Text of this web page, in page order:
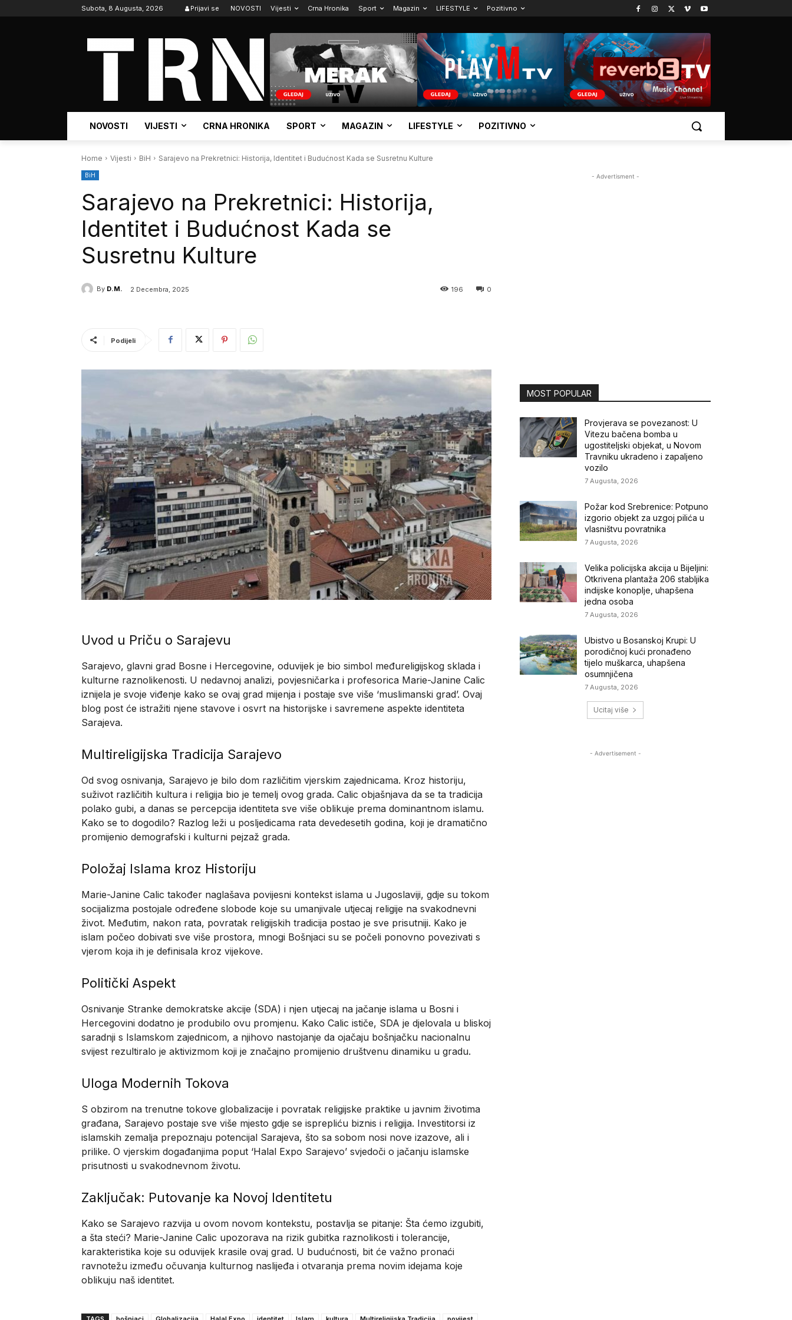
Subota, 8 Augusta, 2026 Prijavi se NOVOSTI Vijesti Crna Hronika Sport Magazin LIFESTYLE Pozitivno
NOVOSTI VIJESTI CRNA HRONIKA SPORT MAGAZIN LIFESTYLE POZITIVNO
Home Vijesti BiH Sarajevo na Prekretnici: Historija, Identitet i Budućnost Kada se Susretnu Kulture
BiH
Sarajevo na Prekretnici: Historija,
Identitet i Budućnost Kada se
Susretnu Kulture
By D.M. 2 Decembra, 2025 0
196
Podijeli
Uvod u Priču o Sarajevu
Sarajevo, glavni grad Bosne i Hercegovine, oduvijek je bio simbol međureligijskog sklada i
kulturne raznolikenosti. U nedavnoj analizi, povjesničarka i profesorica Marie-Janine Calic
iznijela je svoje viđenje kako se ovaj grad mijenja i postaje sve više ‘muslimanski grad’. Ovaj
blog post će istražiti njene stavove i osvrt na historijske i savremene aspekte identiteta
Sarajeva.
Multireligijska Tradicija Sarajevo
Od svog osnivanja, Sarajevo je bilo dom različitim vjerskim zajednicama. Kroz historiju,
suživot različitih kultura i religija bio je temelj ovog grada. Calic objašnjava da se ta tradicija
polako gubi, a danas se percepcija identiteta sve više oblikuje prema dominantnom islamu.
Kako se to dogodilo? Razlog leži u posljedicama rata devedesetih godina, koji je dramatično
promijenio demografski i kulturni pejzaž grada.
Položaj Islama kroz Historiju
Marie-Janine Calic također naglašava povijesni kontekst islama u Jugoslaviji, gdje su tokom
socijalizma postojale određene slobode koje su umanjivale utjecaj religije na svakodnevni
život. Međutim, nakon rata, povratak religijskih tradicija postao je sve prisutniji. Kako je
islam počeo dobivati sve više prostora, mnogi Bošnjaci su se počeli ponovno povezivati s
vjerom koja ih je definisala kroz vijekove.
Politički Aspekt
Osnivanje Stranke demokratske akcije (SDA) i njen utjecaj na jačanje islama u Bosni i
Hercegovini dodatno je produbilo ovu promjenu. Kako Calic ističe, SDA je djelovala u bliskoj
saradnji s Islamskom zajednicom, a njihovo nastojanje da ojačaju bošnjačku nacionalnu
svijest rezultiralo je aktivizmom koji je značajno promijenio društvenu dinamiku u gradu.
Uloga Modernih Tokova
S obzirom na trenutne tokove globalizacije i povratak religijske praktike u javnim životima
građana, Sarajevo postaje sve više mjesto gdje se isprepliću biznis i religija. Investitorsi iz
islamskih zemalja prepoznaju potencijal Sarajeva, što sa sobom nosi nove izazove, ali i
prilike. O vjerskim događanjima poput ‘Halal Expo Sarajevo’ svjedoči o jačanju islamske
prisutnosti u svakodnevnom životu.
Zaključak: Putovanje ka Novoj Identitetu
Kako se Sarajevo razvija u ovom novom kontekstu, postavlja se pitanje: Šta ćemo izgubiti,
a šta steći? Marie-Janine Calic upozorava na rizik gubitka raznolikosti i tolerancije,
karakteristika koje su oduvijek krasile ovaj grad. U budućnosti, bit će važno pronaći
ravnotežu između očuvanja kulturnog naslijeđa i otvaranja prema novim idejama koje
oblikuju naš identitet.
- Advertisment -
MOST POPULAR
Provjerava se povezanost: U
Vitezu bačena bomba u
ugostiteljski objekat, u Novom
Travniku ukradeno i zapaljeno
vozilo
7 Augusta, 2026
Požar kod Srebrenice: Potpuno
izgorio objekt za uzgoj pilića u
vlasništvu povratnika
7 Augusta, 2026
Velika policijska akcija u Bijeljini:
Otkrivena plantaža 206 stabljika
indijske konoplje, uhapšena
jedna osoba
7 Augusta, 2026
Ubistvo u Bosanskoj Krupi: U
porodičnoj kući pronađeno
tijelo muškarca, uhapšena
osumnjičena
7 Augusta, 2026
Ucitaj više
- Advertisement -